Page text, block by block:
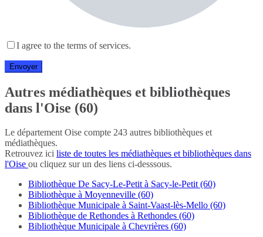
I agree to the terms of services.
Autres médiathèques et bibliothèques
dans l'Oise (60)
Le département Oise compte 243 autres bibliothèques et
médiathèques.
Retrouvez ici liste de toutes les médiathèques et bibliothèques dans
l'Oise ou cliquez sur un des liens ci-desssous.
Bibliothèque De Sacy-Le-Petit à Sacy-le-Petit (60)
Bibliothèque à Moyenneville (60)
Bibliothèque Municipale à Saint-Vaast-lès-Mello (60)
Bibliothèque de Rethondes à Rethondes (60)
Bibliothèque Municipale à Chevrières (60)